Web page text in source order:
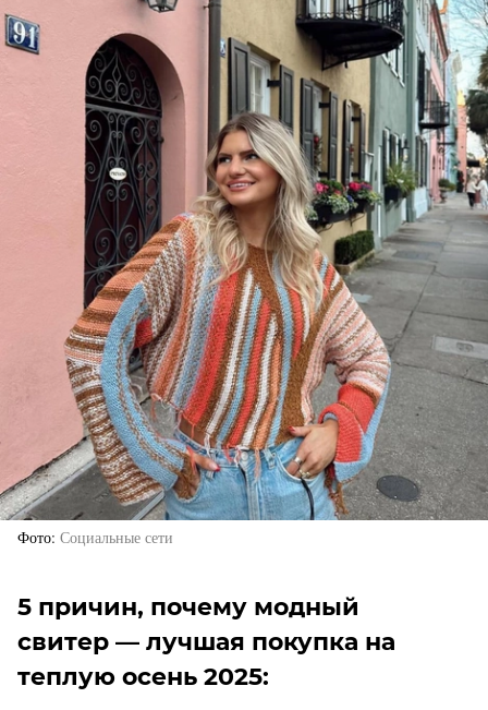
Фото Социальные сети
5 причин, почему модный
свитер — лучшая покупка на
теплую осень 2025: